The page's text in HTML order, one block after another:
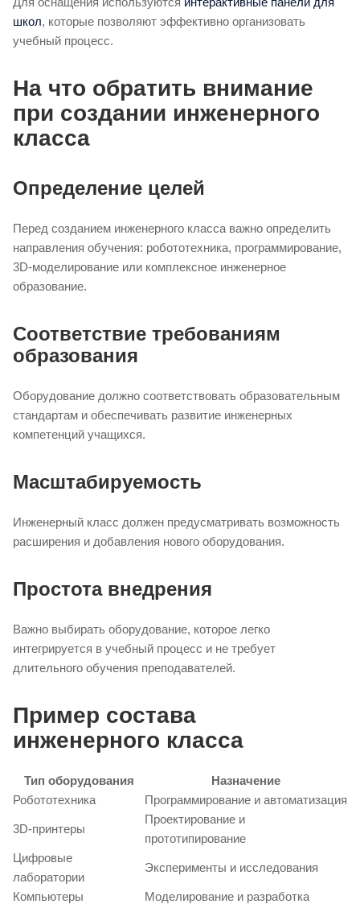
школ, которые позволяют эффективно организовать
учебный процесс.
На что обратить внимание
при создании инженерного
класса
Определение целей
Перед созданием инженерного класса важно определить
направления обучения: робототехника, программирование,
3D-моделирование или комплексное инженерное
образование.
Соответствие требованиям
образования
Оборудование должно соответствовать образовательным
стандартам и обеспечивать развитие инженерных
компетенций учащихся.
Масштабируемость
Инженерный класс должен предусматривать возможность
расширения и добавления нового оборудования.
Простота внедрения
Важно выбирать оборудование, которое легко
интегрируется в учебный процесс и не требует
длительного обучения преподавателей.
Пример состава
инженерного класса
Тип оборудования
Назначение
Робототехника
Программирование и автоматизация
3D-принтеры
Проектирование и
прототипирование
Цифровые
лаборатории
Эксперименты и исследования
Компьютеры
Моделирование и разработка